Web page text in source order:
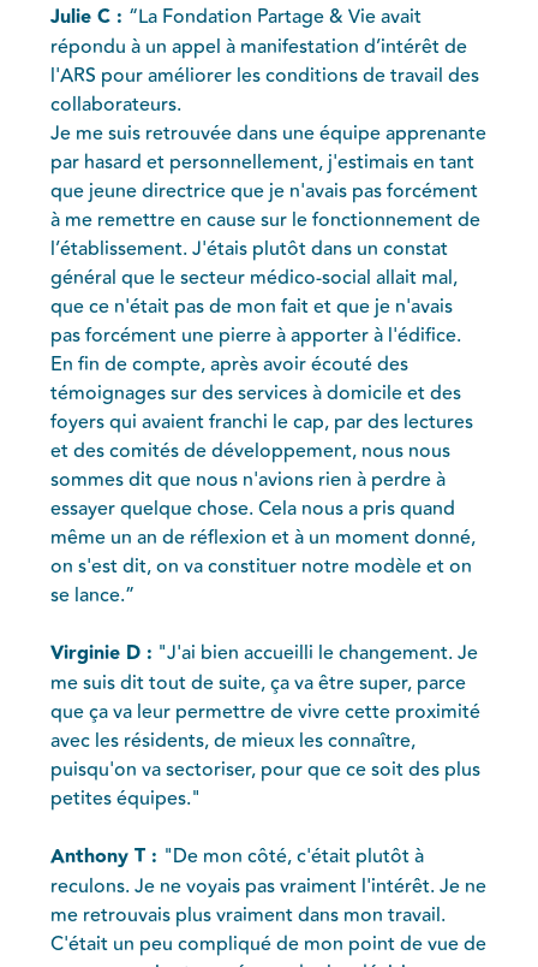
Julie C : “La Fondation Partage & Vie avait
répondu à un appel à manifestation d’intérêt de
l'ARS pour améliorer les conditions de travail des
collaborateurs.
Je me suis retrouvée dans une équipe apprenante
par hasard et personnellement, j'estimais en tant
que jeune directrice que je n'avais pas forcément
à me remettre en cause sur le fonctionnement de
l’établissement. J'étais plutôt dans un constat
général que le secteur médico-social allait mal,
que ce n'était pas de mon fait et que je n'avais
pas forcément une pierre à apporter à l'édifice.
En fin de compte, après avoir écouté des
témoignages sur des services à domicile et des
foyers qui avaient franchi le cap, par des lectures
et des comités de développement, nous nous
sommes dit que nous n'avions rien à perdre à
essayer quelque chose. Cela nous a pris quand
même un an de réflexion et à un moment donné,
on s'est dit, on va constituer notre modèle et on
se lance.”
Virginie D : "J'ai bien accueilli le changement. Je
me suis dit tout de suite, ça va être super, parce
que ça va leur permettre de vivre cette proximité
avec les résidents, de mieux les connaître,
puisqu'on va sectoriser, pour que ce soit des plus
petites équipes."
Anthony T : "De mon côté, c'était plutôt à
reculons. Je ne voyais pas vraiment l'intérêt. Je ne
me retrouvais plus vraiment dans mon travail.
C'était un peu compliqué de mon point de vue de